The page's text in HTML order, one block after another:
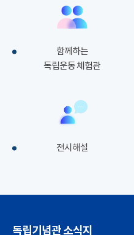
함께하는
독립운동 체험관
전시해설
독립기념관 소식지